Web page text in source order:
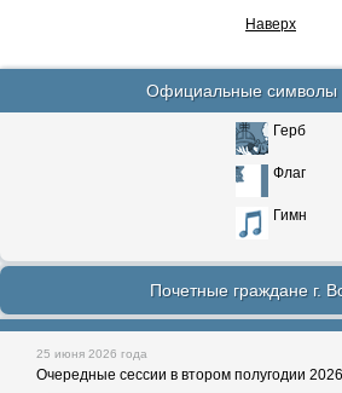
Наверх
Официальные символы
Герб
Флаг
Гимн
Почетные граждане г.
25 июня 2026 года
Очередные сессии в втором полугодии